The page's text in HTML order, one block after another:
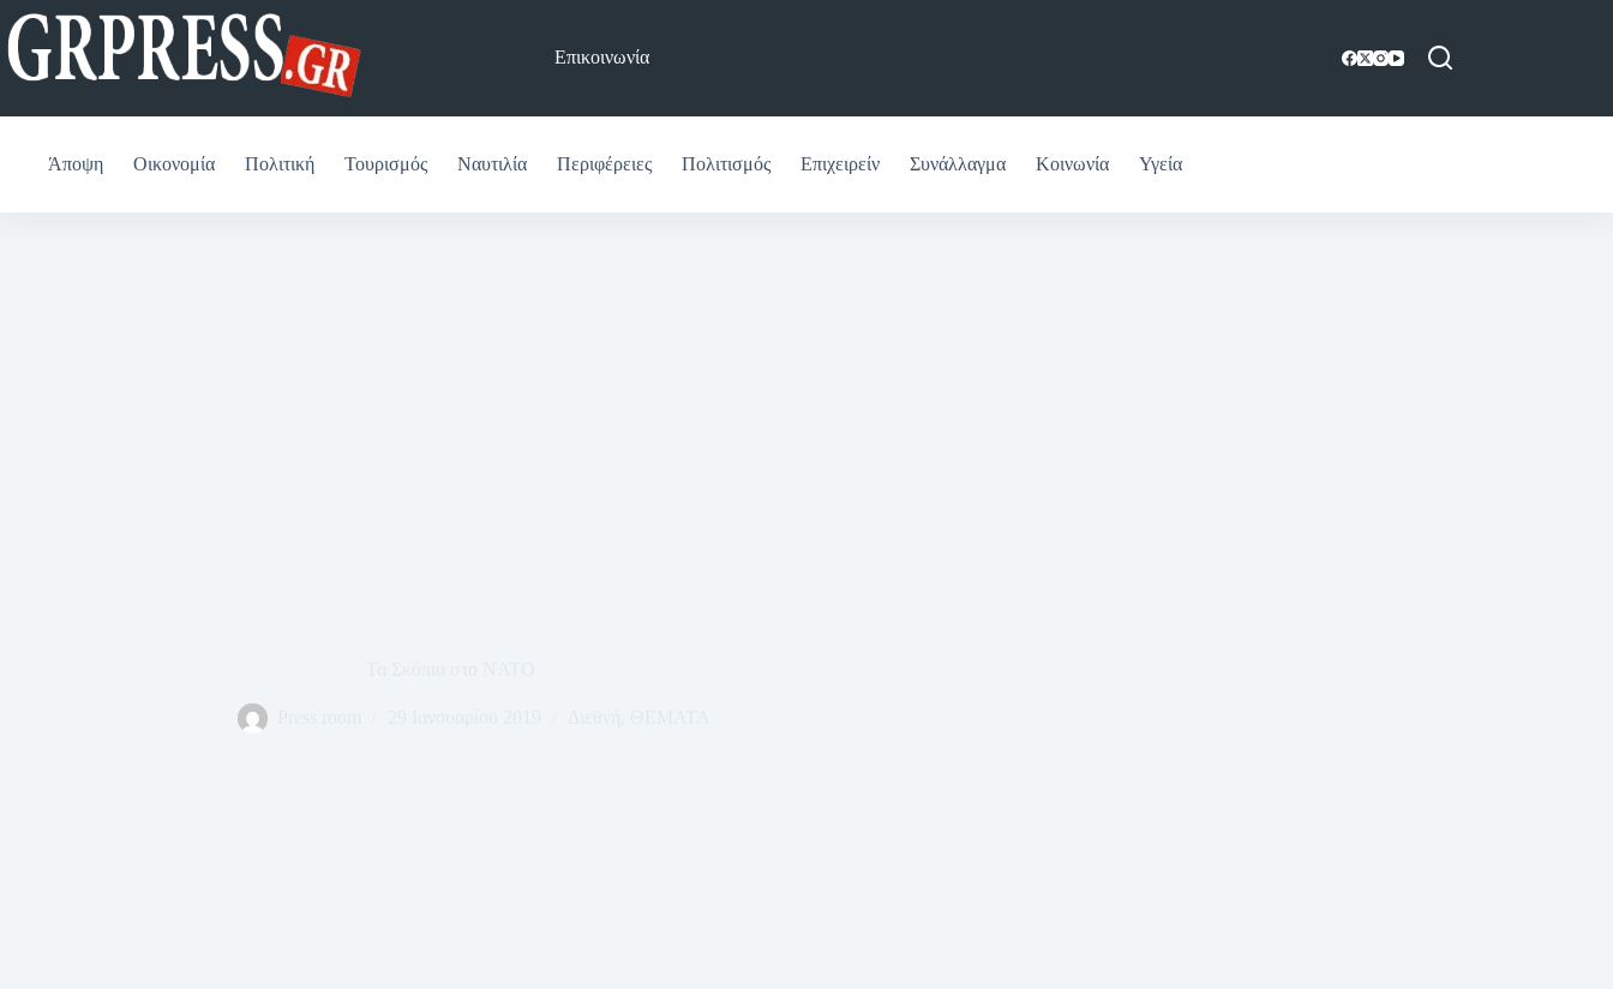
Μετάβαση
στο
περιεχόμενο
Επικοινωνία
Άποψη Οικονομία Πολιτική Τουρισμός Ναυτιλία Περιφέρειες Πολιτισμός Επιχειρείν Συνάλλαγμα Κοινωνία Υγεία